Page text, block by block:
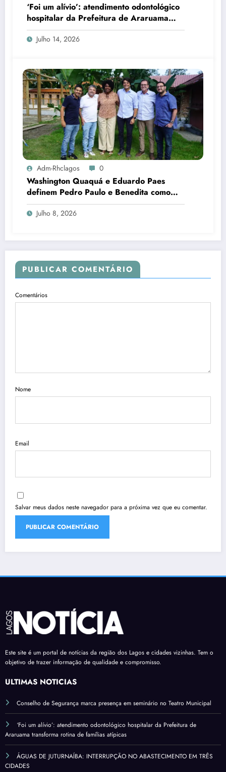
‘Foi um alívio’: atendimento odontológico
hospitalar da Prefeitura de Araruama
transforma rotina de famílias atípicas
Julho 14, 2026
Adm-Rhclagos 0
Washington Quaquá e Eduardo Paes
definem Pedro Paulo e Benedita como
candidatos ao Senado no Rio
Julho 8, 2026
PUBLICAR COMENTÁRIO
Comentários
Nome
Email
Salvar meus dados neste navegador para a próxima vez que eu comentar.
Este site é um portal de notícias da região dos Lagos e cidades vizinhas. Tem o
objetivo de trazer informação de qualidade e compromisso.
ÚLTIMAS NOTÍCIAS
Conselho de Segurança marca presença em seminário no Teatro Municipal
‘Foi um alívio’: atendimento odontológico hospitalar da Prefeitura de
Araruama transforma rotina de famílias atípicas
ÁGUAS DE JUTURNAÍBA: INTERRUPÇÃO NO ABASTECIMENTO EM TRÊS
CIDADES